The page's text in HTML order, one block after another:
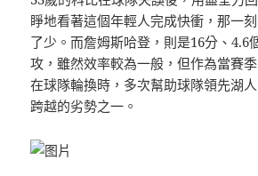
睜地看著這個年輕人完成快衝，那一
了少。而詹姆斯哈登，則是16分、4.6
攻，雖然效率較為一般，但作為當賽
在球隊輪換時，多次幫助球隊領先湖
跨越的劣勢之一。